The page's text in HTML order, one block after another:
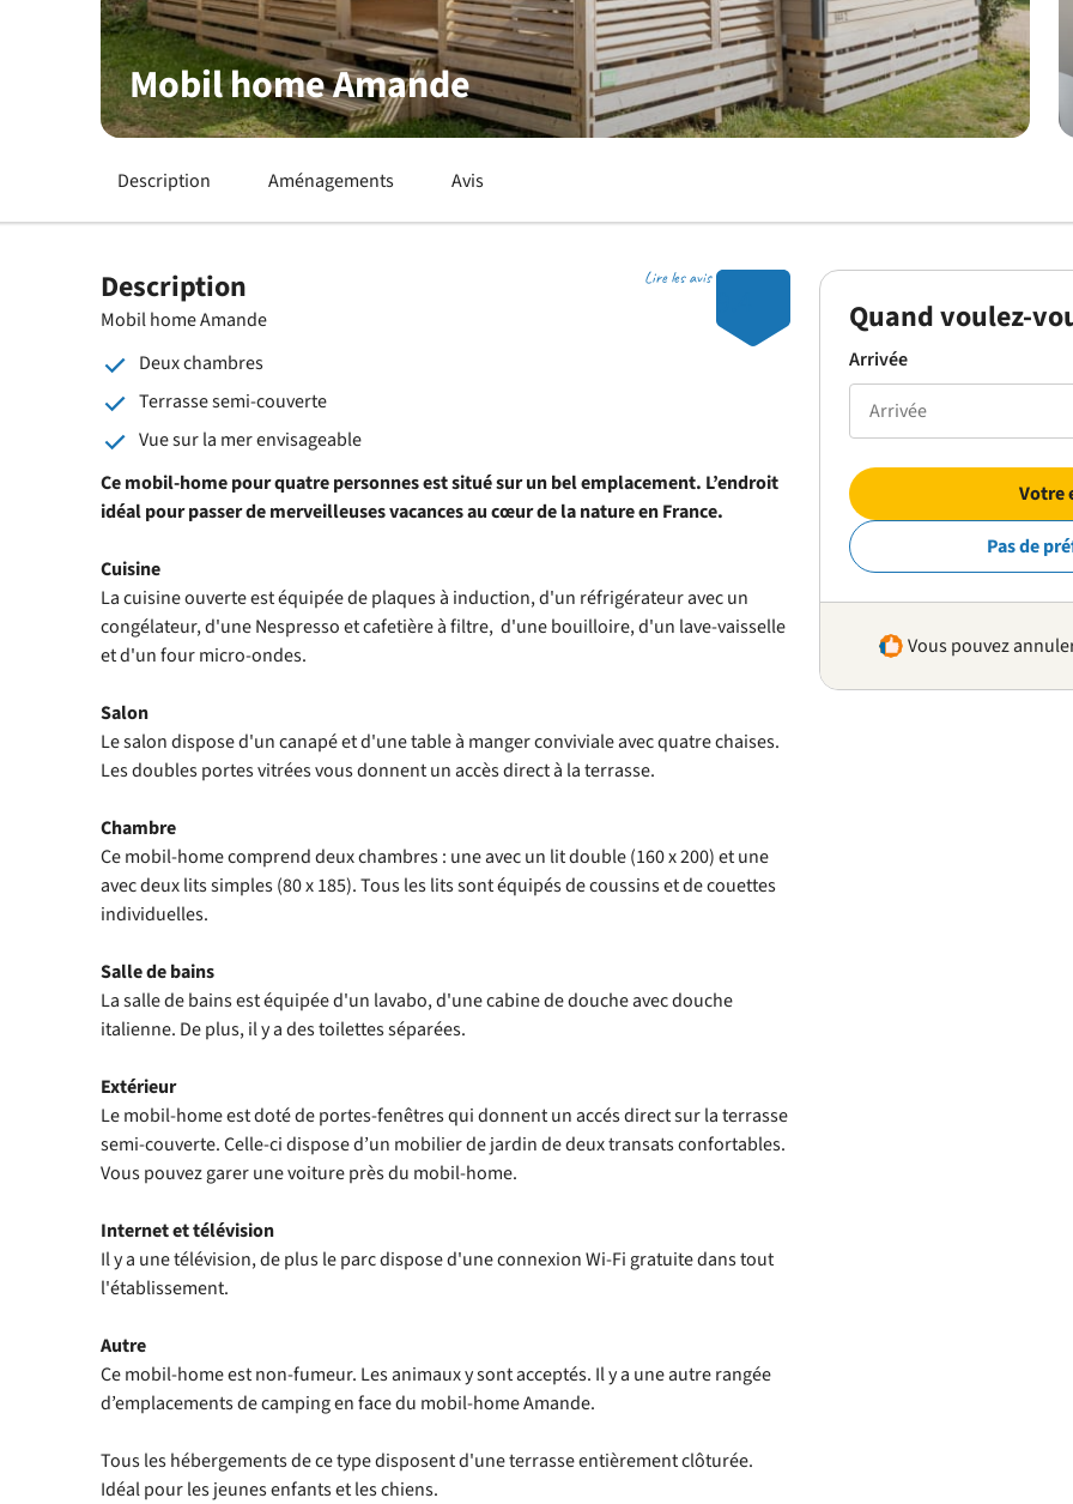
Mobil home Amande
Description Aménagements Avis
Lire les avis
Description
Mobil home Amande
Deux chambres
Terrasse semi-couverte
Vue sur la mer envisageable
Ce mobil-home pour quatre personnes est situé sur un bel emplacement. L’endroit
idéal pour passer de merveilleuses vacances au cœur de la nature en France.
Cuisine
La cuisine ouverte est équipée de plaques à induction, d'un réfrigérateur avec un
congélateur, d'une Nespresso et cafetière à filtre, d'une bouilloire, d'un lave-vaisselle
et d'un four micro-ondes.
Salon
Le salon dispose d'un canapé et d'une table à manger conviviale avec quatre chaises.
Les doubles portes vitrées vous donnent un accès direct à la terrasse.
Chambre
Ce mobil-home comprend deux chambres : une avec un lit double (160 x 200) et une
avec deux lits simples (80 x 185). Tous les lits sont équipés de coussins et de couettes
individuelles.
Salle de bains
La salle de bains est équipée d'un lavabo, d'une cabine de douche avec douche
italienne. De plus, il y a des toilettes séparées.
Extérieur
Le mobil-home est doté de portes-fenêtres qui donnent un accés direct sur la terrasse
semi-couverte. Celle-ci dispose d’un mobilier de jardin de deux transats confortables.
Vous pouvez garer une voiture près du mobil-home.
Internet et télévision
Il y a une télévision, de plus le parc dispose d'une connexion Wi-Fi gratuite dans tout
l'établissement.
Autre
Ce mobil-home est non-fumeur. Les animaux y sont acceptés. Il y a une autre rangée
d’emplacements de camping en face du mobil-home Amande.
Tous les hébergements de ce type disposent d'une terrasse entièrement clôturée.
Idéal pour les jeunes enfants et les chiens.
Quand voulez-
Arrivée
Votre
Pas de
Vous pouvez